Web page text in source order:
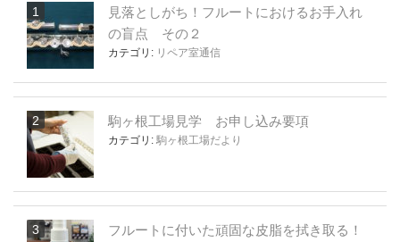
見落としがち！フルートにおけるお手入れ
の盲点 その２
カテゴリ: リペア室通信
駒ヶ根工場見学 お申し込み要項
カテゴリ: 駒ヶ根工場だより
フルートに付いた頑固な皮脂を拭き取る！